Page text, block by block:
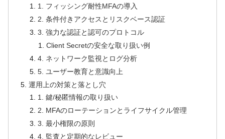
1. フィッシング耐性MFAの導入
2. 条件付きアクセスとリスクベース認証
3. 強力な認証と認可のプロトコル
Client Secretの安全な取り扱い例
4. ネットワーク監視とログ分析
5. ユーザー教育と意識向上
運用上の対策と落とし穴
1. 鍵/秘匿情報の取り扱い
2. MFAのローテーションとライフサイクル管理
3. 最小権限の原則
4. 監査と定期的なレビュー